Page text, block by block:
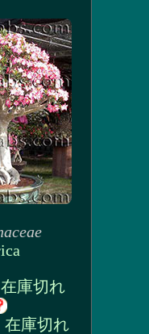
庫切れ
在庫切れ